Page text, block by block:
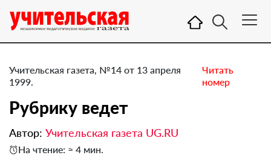
Учительская газета, №14 от 13 апреля
1999.
Читать
номер
Рубрику ведет
Автор: Учительская газета UG.RU
На чтение: ≈ 4 мин.